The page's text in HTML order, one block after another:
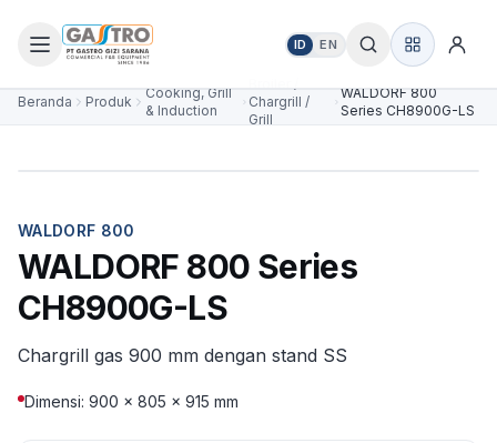
ID EN
Beranda Produk
Cooking, Grill
& Induction
Broiler /
Chargrill /
Grill
WALDORF 800
Series CH8900G-LS
WALDORF 800
WALDORF 800 Series
CH8900G-LS
Chargrill gas 900 mm dengan stand SS
Dimensi: 900 × 805 × 915 mm